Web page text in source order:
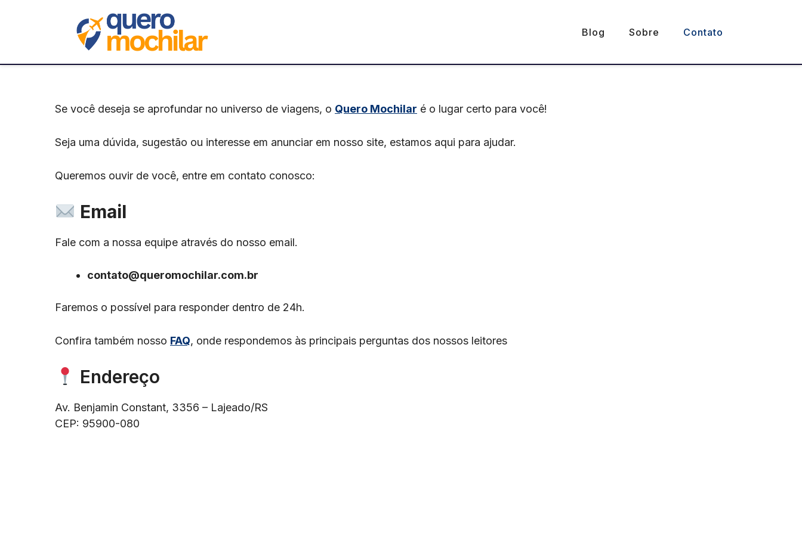
Blog Sobre Contato
Se você deseja se aprofundar no universo de viagens, o Quero Mochilar é o lugar certo para você!
Seja uma dúvida, sugestão ou interesse em anunciar em nosso site, estamos aqui para ajudar.
Queremos ouvir de você, entre em contato conosco:
Email
Fale com a nossa equipe através do nosso email.
contato@queromochilar.com.br
Faremos o possível para responder dentro de 24h.
Confira também nosso FAQ, onde respondemos às principais perguntas dos nossos leitores
Endereço
Av. Benjamin Constant, 3356 – Lajeado/RS
CEP: 95900-080